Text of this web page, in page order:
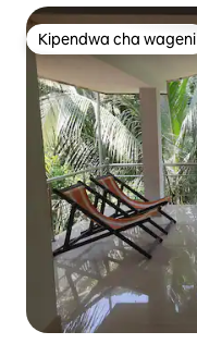
Kipendwa cha wageni
Kipendwa cha wageni